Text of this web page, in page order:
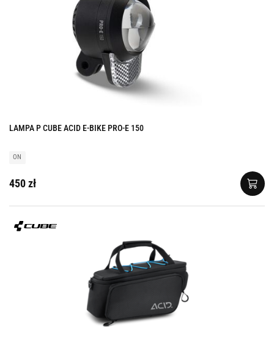
LAMPA P CUBE ACID E-BIKE PRO-E 150
ON
450 zł